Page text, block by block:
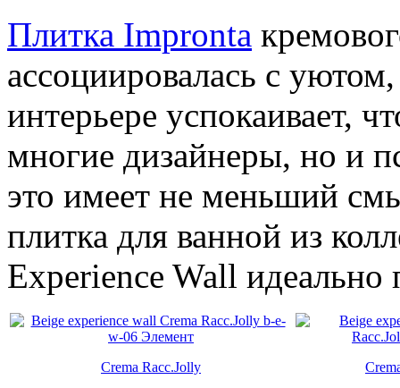
Плитка Impronta
ассоциировалась с
интерьере успокаивает,
многие дизайнеры, но и
это имеет не меньший
плитка для ванной из
Experience Wall идеально
Crema Racc.Jolly